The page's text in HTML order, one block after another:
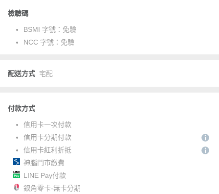
檢驗碼
BSMI 字號： 免驗
NCC 字號： 免驗
配送方式 宅配
付款方式
信用卡一次付款
信用卡分期付款
信用卡紅利折抵
神腦門市繳費
LINE Pay付款
銀角零卡-無卡分期